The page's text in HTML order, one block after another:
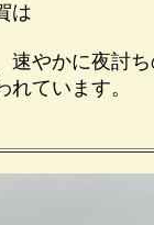
は
に夜討ちの
ています。